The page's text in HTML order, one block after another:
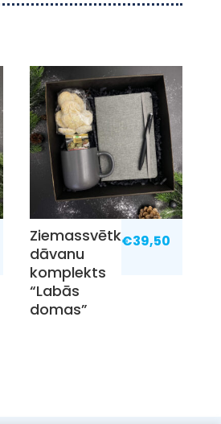
Ziemassvētku
dāvanu
komplekts
“Labās
domas”
€39,50